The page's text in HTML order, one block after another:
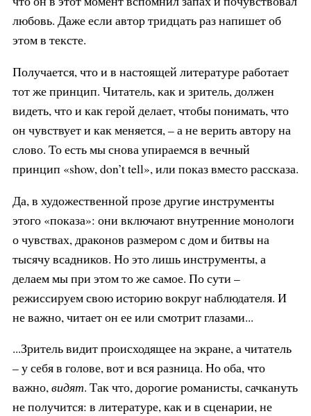
любовь. Даже если автор тридцать раз напишет об
этом в тексте.
Получается, что и в настоящей литературе работает
тот же принцип. Читатель, как и зритель, должен
видеть, что и как герой делает, чтобы понимать, что
он чувствует и как меняется, – а не верить автору на
слово. То есть мы снова упираемся в вечный
принцип «show, don’t tell», или показ вместо рассказа.
Да, в художественной прозе другие инструменты
этого «показа»: они включают внутренние монологи
о чувствах, драконов размером с дом и битвы на
тысячу всадников. Но это лишь инструменты, а
делаем мы при этом то же самое. По сути –
режиссируем свою историю вокруг наблюдателя. И
не важно, читает он ее или смотрит глазами...
...Зритель видит происходящее на экране, а читатель
– у себя в голове, вот и вся разница. Но оба, что
важно,видят. Так что, дорогие романисты, сачкануть
не получится: в литературе, как и в сценарии, не